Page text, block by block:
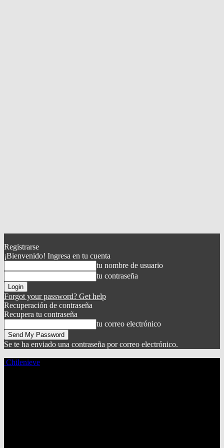
Registrarse
¡Bienvenido! Ingresa en tu cuenta
tu nombre de usuario
tu contraseña
Forgot your password? Get help
Recuperación de contraseña
Recupera tu contraseña
tu correo electrónico
Se te ha enviado una contraseña por correo electrónico.
Chilenieve